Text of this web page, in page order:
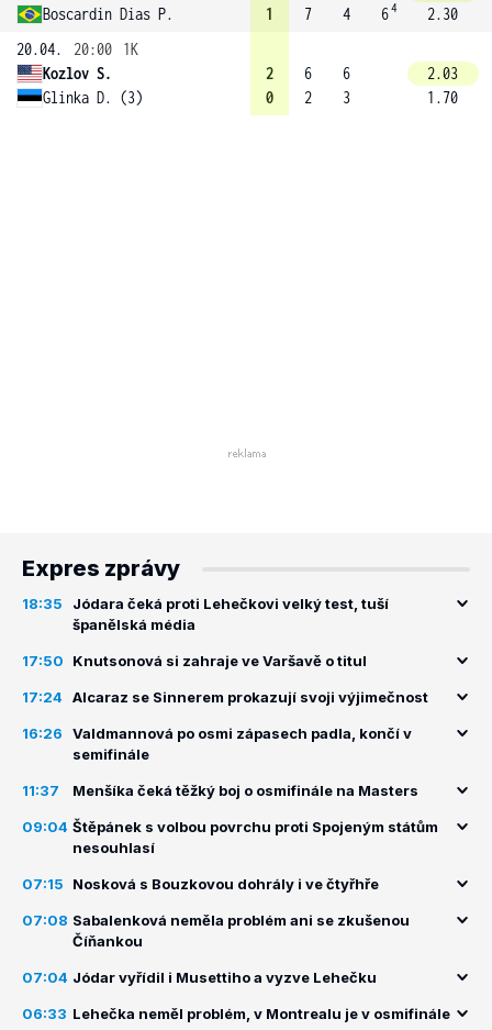
Boscardin Dias P.
1
7
4
64
2.30
20.04.
20:00
1K
Kozlov S.
Glinka D. (3)
2
0
6
2
6
3
2.03
1.70
Expres zprávy
18:35
Jódara čeká proti Lehečkovi velký test, tuší
španělská média
17:50 Knutsonová si zahraje ve Varšavě o titul
17:24 Alcaraz se Sinnerem prokazují svoji výjimečnost
16:26
Valdmannová po osmi zápasech padla, končí v
semifinále
11:37 Menšíka čeká těžký boj o osmifinále na Masters
09:04 Štěpánek s volbou povrchu proti Spojeným státům
nesouhlasí
07:15 Nosková s Bouzkovou dohrály i ve čtyřhře
07:08 Sabalenková neměla problém ani se zkušenou
Číňankou
07:04 Jódar vyřídil i Musettiho a vyzve Lehečku
06:33 Lehečka neměl problém, v Montrealu je v osmifinále